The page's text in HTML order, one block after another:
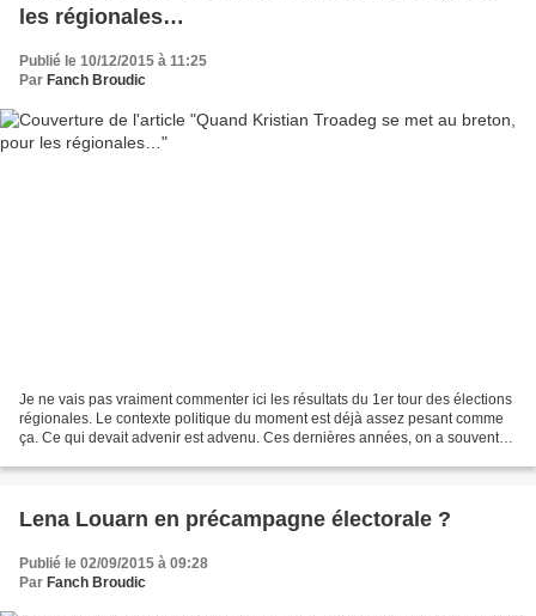
les régionales…
Publié le 10/12/2015 à 11:25
Par Fanch Broudic
Je ne vais pas vraiment commenter ici les résultats du 1er tour des élections
régionales. Le contexte politique du moment est déjà assez pesant comme
ça. Ce qui devait advenir est advenu. Ces dernières années, on a souvent
Lena Louarn en précampagne électorale ?
Publié le 02/09/2015 à 09:28
Par Fanch Broudic